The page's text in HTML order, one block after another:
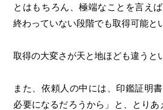
とはもちろん、極端なことを言え
終わっていない段階でも取得可能と
取得の大変さが天と地ほども違うと
また、依頼人の中には、印鑑証明
必要になるだろうから」と、とり